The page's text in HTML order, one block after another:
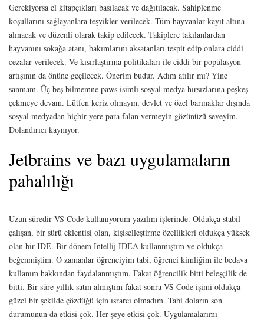
Gerekiyorsa el kitapçıkları basılacak ve dağıtılacak. Sahiplenme
koşullarını sağlayanlara teşvikler verilecek. Tüm hayvanlar kayıt altına
alınacak ve düzenli olarak takip edilecek. Takiplere takılanlardan
hayvanını sokağa atanı, bakımlarını aksatanları tespit edip onlara ciddi
cezalar verilecek. Ve kısırlaştırma politikaları ile ciddi bir popülasyon
artışının da önüne geçilecek. Önerim budur. Adım atılır mı? Yine
sanmam. Üç beş bilmemne paws isimli sosyal medya hırsızlarına peşkeş
çekmeye devam. Lütfen keriz olmayın, devlet ve özel barınaklar dışında
sosyal medyadan hiçbir yere para falan vermeyin gözünüzü seveyim.
Dolandırıcı kaynıyor.
Jetbrains ve bazı uygulamaların
pahalılığı
Uzun süredir VS Code kullanıyorum yazılım işlerinde. Oldukça stabil
çalışan, bir sürü eklentisi olan, kişiselleştirme özellikleri oldukça yüksek
olan bir IDE. Bir dönem Intellij IDEA kullanmıştım ve oldukça
beğenmiştim. O zamanlar öğrenciyim tabi, öğrenci kimliğim ile bedava
kullanım hakkından faydalanmıştım. Fakat öğrencilik bitti beleşçilik de
bitti. Bir süre yıllık satın almıştım fakat sonra VS Code işimi oldukça
güzel bir şekilde çözdüğü için ısrarcı olmadım. Tabi doların son
durumunun da etkisi çok. Her şeye etkisi çok. Uygulamalarımı